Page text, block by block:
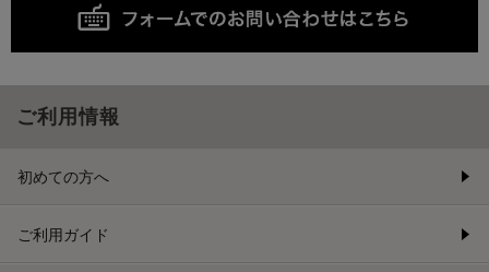
ご利用情報
初めての方へ
ご利用ガイド